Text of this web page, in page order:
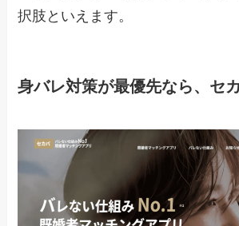
択肢といえます。
身バレ対策が最優先なら、セ